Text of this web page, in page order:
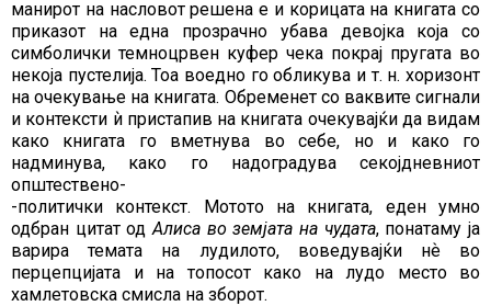
манирот на насловот решена е и корицата на книгата со
приказот на една прозрачно убава девојка која со
симболички темноцрвен куфер чека покрај пругата во
некоја пустелија. Тоа воедно го обликува и т. н. хоризонт
на очекување на книгата. Обременет со ваквите сигнали
и контексти ѝ пристапив на книгата очекувајќи да видам
како книгата го вметнува во себе, но и како го
надминува, како го надоградува секојдневниот
општествено-
-политички контекст. Мотото на книгата, еден умно
одбран цитат одАлиса во земјата на чудата, понатаму ја
варира темата на лудилото, воведувајќи нѐ во
перцепцијата и на топосот како на лудо место во
хамлетовска смисла на зборот.